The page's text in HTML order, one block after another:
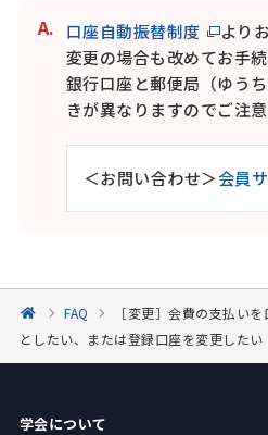
口座自動振替制度
より
変更の場合も改めてお手続
銀行口座と郵便局（ゆう
きが異なりますのでご注意
＜お問い合わせ＞会員
FAQ
［変更］会費の支払い
としたい、または登録口座を変更したい
学会について